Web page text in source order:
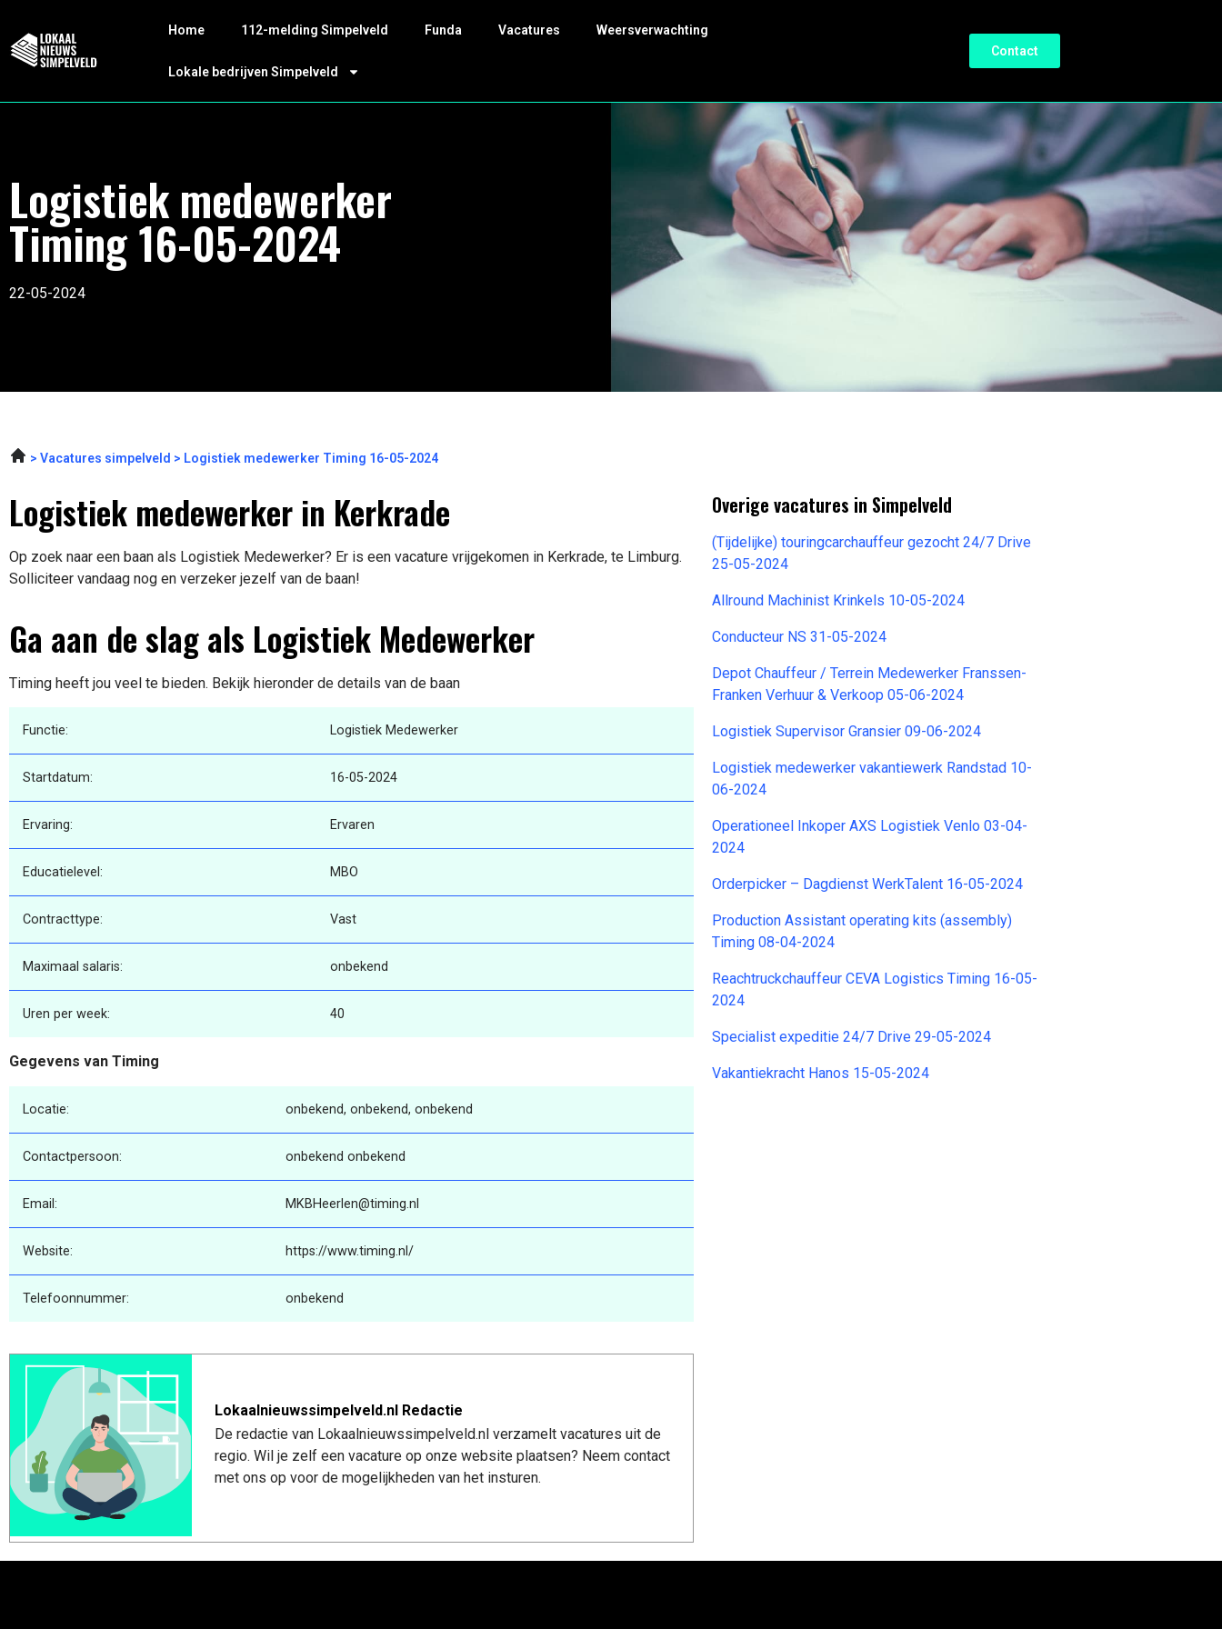
Home 112-melding Simpelveld Funda Vacatures Weersverwachting
Lokale bedrijven Simpelveld
Contact
Logistiek medewerker
Timing 16-05-2024
22-05-2024
Vacatures simpelveld Logistiek medewerker Timing 16-05-2024
Logistiek medewerker in Kerkrade
Op zoek naar een baan als Logistiek Medewerker? Er is een vacature vrijgekomen in Kerkrade, te Limburg.
Solliciteer vandaag nog en verzeker jezelf van de baan!
Ga aan de slag als Logistiek Medewerker
Timing heeft jou veel te bieden. Bekijk hieronder de details van de baan
Functie: Logistiek Medewerker
Startdatum: 16-05-2024
Ervaring: Ervaren
Educatielevel: MBO
Contracttype: Vast
Maximaal salaris: onbekend
Uren per week: 40
Gegevens van Timing
Locatie: onbekend, onbekend, onbekend
Contactpersoon: onbekend onbekend
Email: MKBHeerlen@timing.nl
Website: https://www.timing.nl/
Telefoonnummer: onbekend
Lokaalnieuwssimpelveld.nl Redactie
De redactie van Lokaalnieuwssimpelveld.nl verzamelt vacatures uit de
regio. Wil je zelf een vacature op onze website plaatsen? Neem contact
met ons op voor de mogelijkheden van het insturen.
Overige vacatures in Simpelveld
(Tijdelijke) touringcarchauffeur gezocht 24/7 Drive
25-05-2024
Allround Machinist Krinkels 10-05-2024
Conducteur NS 31-05-2024
Depot Chauffeur / Terrein Medewerker Franssen-
Franken Verhuur & Verkoop 05-06-2024
Logistiek Supervisor Gransier 09-06-2024
Logistiek medewerker vakantiewerk Randstad 10-
06-2024
Operationeel Inkoper AXS Logistiek Venlo 03-04-
2024
Orderpicker – Dagdienst WerkTalent 16-05-2024
Production Assistant operating kits (assembly)
Timing 08-04-2024
Reachtruckchauffeur CEVA Logistics Timing 16-05-
2024
Specialist expeditie 24/7 Drive 29-05-2024
Vakantiekracht Hanos 15-05-2024